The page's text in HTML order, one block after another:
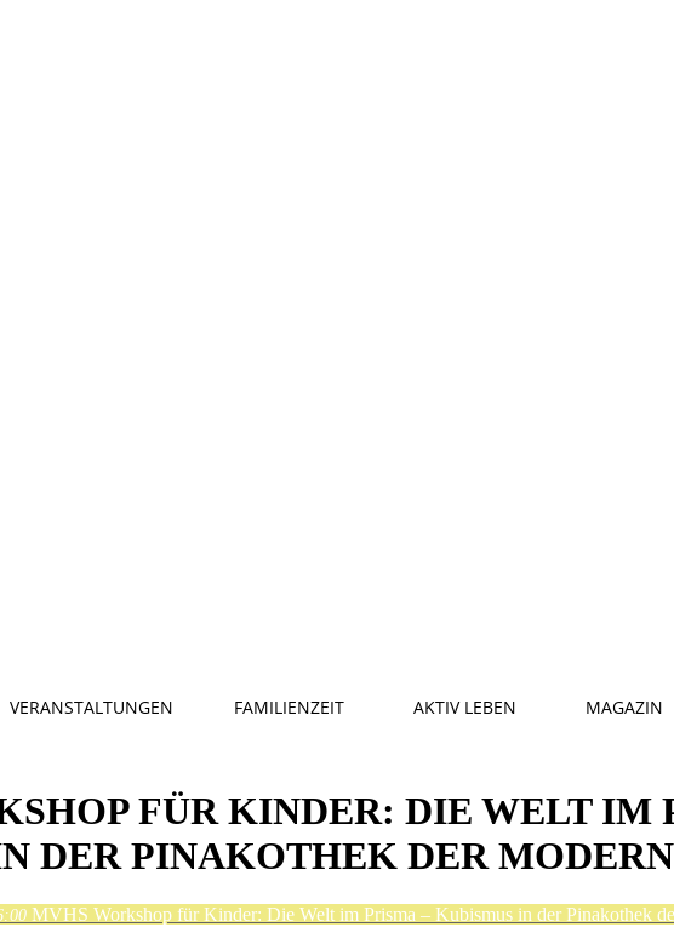
VERANSTALTUNGEN FAMILIENZEIT AKTIV LEBEN MAGAZIN
FÜR KINDER: DIE WELT IM
DER PINAKOTHEK DER
MVHS Workshop für Kinder: Die Welt im Prisma – Kubismus in der Pinakothek